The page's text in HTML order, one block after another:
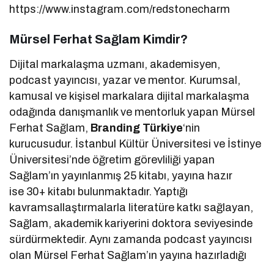
https://www.instagram.com/redstonecharm
Mürsel Ferhat Sağlam Kimdir?
Dijital markalaşma uzmanı, akademisyen,
podcast yayıncısı, yazar ve mentor. Kurumsal,
kamusal ve kişisel markalara dijital markalaşma
odağında danışmanlık ve mentorluk yapan Mürsel
Ferhat Sağlam, Branding Türkiye‘nin
kurucusudur. İstanbul Kültür Üniversitesi ve İstinye
Üniversitesi’nde öğretim görevliliği yapan
Sağlam’ın yayınlanmış 25 kitabı, yayına hazır
ise 30+ kitabı bulunmaktadır. Yaptığı
kavramsallaştırmalarla literatüre katkı sağlayan,
Sağlam, akademik kariyerini doktora seviyesinde
sürdürmektedir. Aynı zamanda podcast yayıncısı
olan Mürsel Ferhat Sağlam’ın yayına hazırladığı